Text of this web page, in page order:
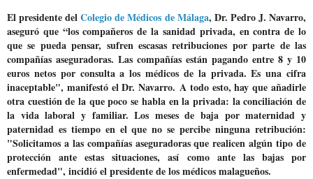
El presidente delColegio de Médicos de Málaga, Dr. Pedro J. Navarro,
aseguró que “los compañeros de la sanidad privada, en contra de lo
que se pueda pensar, sufren escasas retribuciones por parte de las
compañías aseguradoras. Las compañías están pagando entre 8 y 10
euros netos por consulta a los médicos de la privada. Es una cifra
inaceptable", manifestó el Dr. Navarro. A todo esto, hay que añadirle
otra cuestión de la que poco se habla en la privada: la conciliación de
la vida laboral y familiar. Los meses de baja por maternidad y
paternidad es tiempo en el que no se percibe ninguna retribución:
"Solicitamos a las compañías aseguradoras que realicen algún tipo de
protección ante estas situaciones, así como ante las bajas por
enfermedad", incidió el presidente de los médicos malagueños.